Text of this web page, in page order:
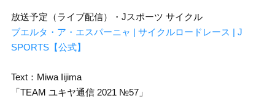
放送予定（ライブ配信）・Jスポーツ サイクル
ブエルタ・ア・エスパーニャ | サイクルロードレース | J
SPORTS【公式】
Text：Miwa Iijima
「TEAM ユキヤ通信 2021 №57」